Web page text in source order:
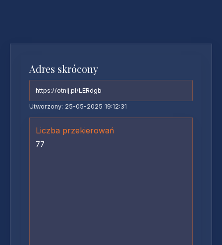
Adres skrócony
https://otnij.pl/LERdgb
Utworzony: 25-05-2025 19:12:31
Liczba przekierowań
77